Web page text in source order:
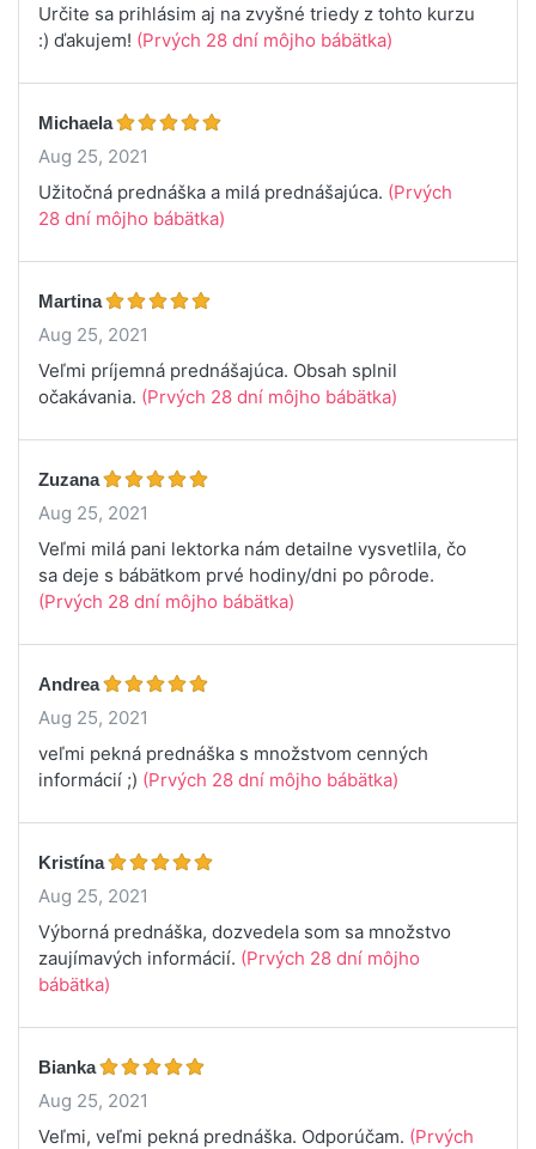
Určite sa prihlásim aj na zvyšné triedy z tohto kurzu
:) ďakujem! (Prvých 28 dní môjho bábätka)
Michaela
Aug 25, 2021
Užitočná prednáška a milá prednášajúca. (Prvých
28 dní môjho bábätka)
Martina
Aug 25, 2021
Veľmi príjemná prednášajúca. Obsah splnil
očakávania. (Prvých 28 dní môjho bábätka)
Zuzana
Aug 25, 2021
Veľmi milá pani lektorka nám detailne vysvetlila, čo
sa deje s bábätkom prvé hodiny/dni po pôrode.
(Prvých 28 dní môjho bábätka)
Andrea
Aug 25, 2021
veľmi pekná prednáška s množstvom cenných
informácií ;) (Prvých 28 dní môjho bábätka)
Kristína
Aug 25, 2021
Výborná prednáška, dozvedela som sa množstvo
zaujímavých informácií. (Prvých 28 dní môjho
bábätka)
Bianka
Aug 25, 2021
Veľmi, veľmi pekná prednáška. Odporúčam. (Prvých